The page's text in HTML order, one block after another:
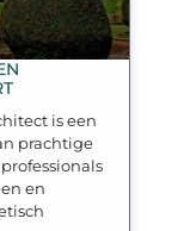
is een
prachtige
en